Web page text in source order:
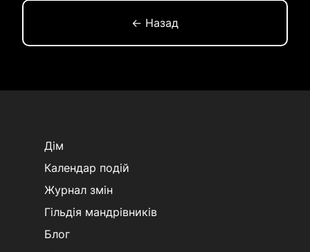
← Назад
Дім
Календар подій
Журнал змін
Гільдія мандрівників
Блог